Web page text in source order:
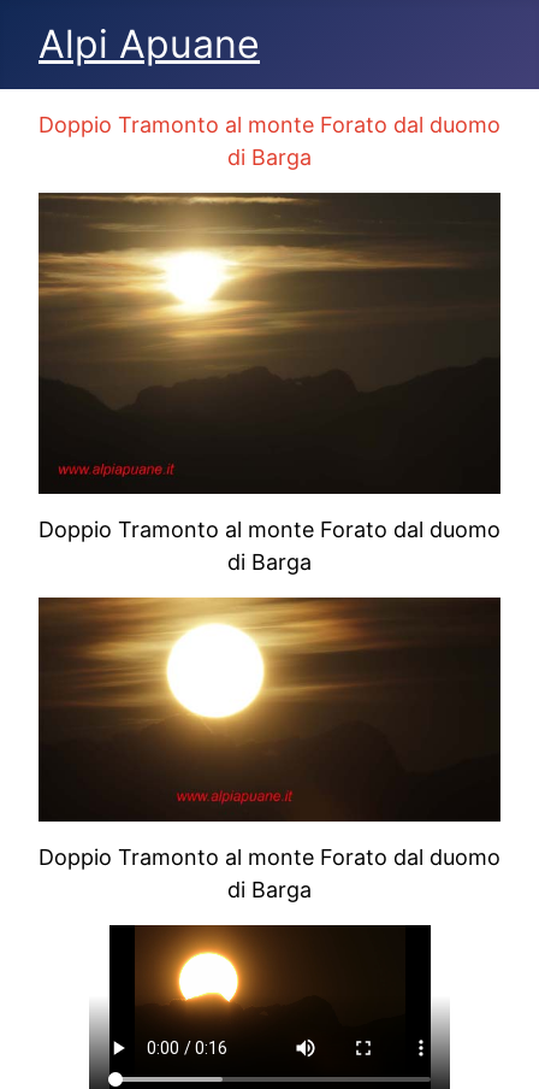
Alpi Apuane
Doppio Tramonto al monte Forato dal duomo
di Barga
Doppio Tramonto al monte Forato dal duomo
di Barga
Doppio Tramonto al monte Forato dal duomo
di Barga